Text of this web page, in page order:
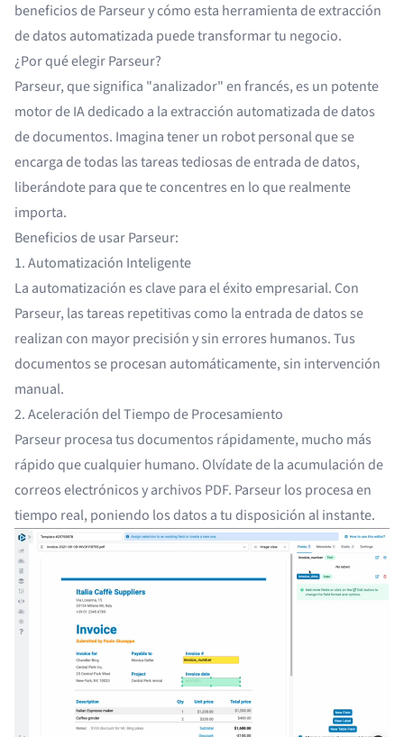
beneficios de Parseur y cómo esta herramienta de extracción
de datos automatizada puede transformar tu negocio.
¿Por qué elegir Parseur?
Parseur, que significa "analizador" en francés, es un potente
motor de IA dedicado a la extracción automatizada de datos
de documentos. Imagina tener un robot personal que se
encarga de todas las tareas tediosas de entrada de datos,
liberándote para que te concentres en lo que realmente
importa.
Beneficios de usar Parseur:
1. Automatización Inteligente
La automatización es clave para el éxito empresarial. Con
Parseur, las tareas repetitivas como la entrada de datos se
realizan con mayor precisión y sin errores humanos. Tus
documentos se procesan automáticamente, sin intervención
manual.
2. Aceleración del Tiempo de Procesamiento
Parseur procesa tus documentos rápidamente, mucho más
rápido que cualquier humano. Olvídate de la acumulación de
correos electrónicos y archivos PDF. Parseur los procesa en
tiempo real, poniendo los datos a tu disposición al instante.